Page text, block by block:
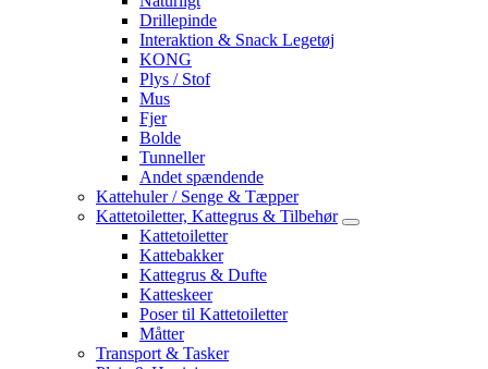
Drillepinde
Interaktion & Snack Legetøj
KONG
Plys / Stof
Mus
Fjer
Bolde
Tunneller
Andet spændende
Kattehuler / Senge & Tæpper
Kattetoiletter, Kattegrus & Tilbehør
Kattetoiletter
Kattebakker
Kattegrus & Dufte
Katteskeer
Poser til Kattetoiletter
Måtter
Transport & Tasker